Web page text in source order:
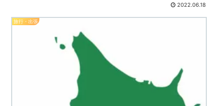
2022.06.18
旅行・出張